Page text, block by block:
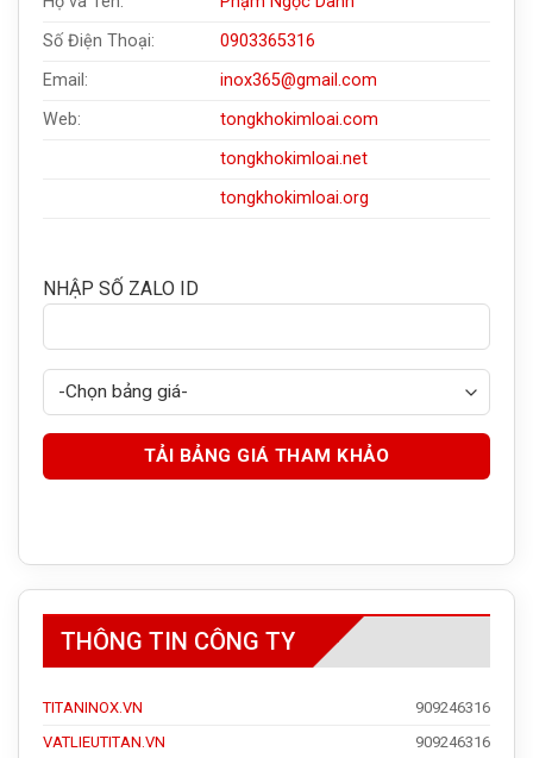
Số Điện Thoại:
0903365316
Email:
inox365@gmail.com
Web:
tongkhokimloai.com
tongkhokimloai.net
tongkhokimloai.org
NHẬP SỐ ZALO ID
THÔNG TIN CÔNG TY
TITANINOX.VN
909246316
VATLIEUTITAN.VN
909246316